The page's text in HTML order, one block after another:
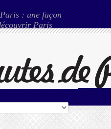
: une façon
Paris